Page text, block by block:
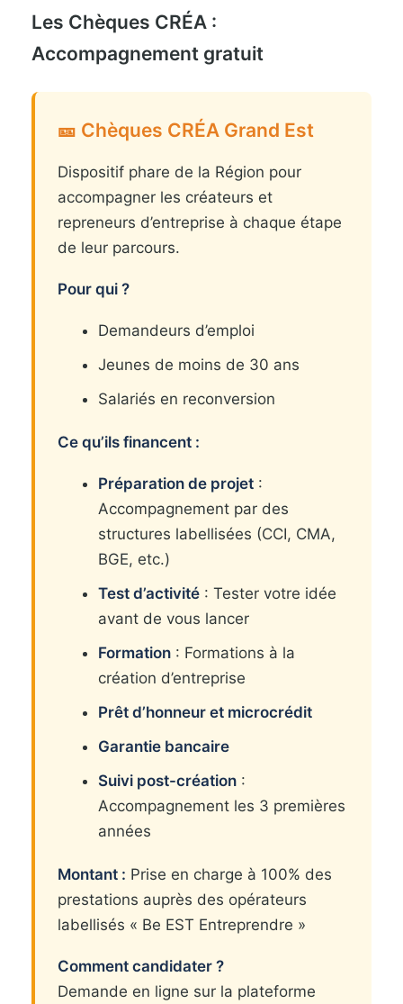
Les Chèques CRÉA :
Accompagnement gratuit
🎫 Chèques CRÉA Grand Est
Dispositif phare de la Région pour
accompagner les créateurs et
repreneurs d’entreprise à chaque étape
de leur parcours.
Pour qui ?
Demandeurs d’emploi
Jeunes de moins de 30 ans
Salariés en reconversion
Ce qu’ils financent :
Préparation de projet :
Accompagnement par des
structures labellisées (CCI, CMA,
BGE, etc.)
Test d’activité : Tester votre idée
avant de vous lancer
Formation : Formations à la
création d’entreprise
Prêt d’honneur et microcrédit
Garantie bancaire
Suivi post-création :
Accompagnement les 3 premières
années
Montant : Prise en charge à 100% des
prestations auprès des opérateurs
labellisés « Be EST Entreprendre »
Comment candidater ?
Demande en ligne sur la plateforme